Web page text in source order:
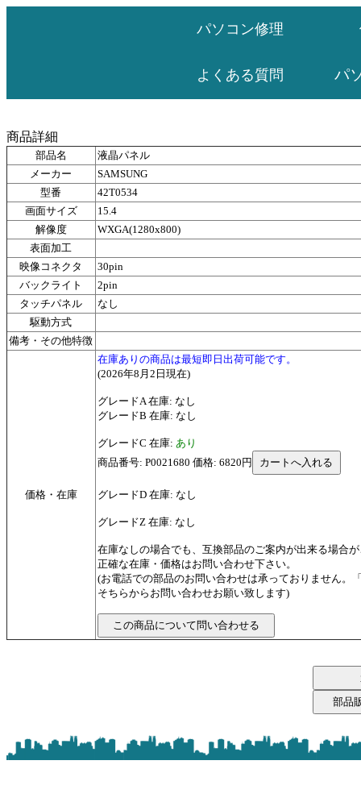
パソコン修理
よくある質問 パ
商品詳細
部品名
液晶パネル
メーカー
SAMSUNG
型番
42T0534
画面サイズ
15.4
解像度
WXGA(1280x800)
表面加工
映像コネクタ
30pin
バックライト
2pin
タッチパネル
なし
駆動方式
備考・その他特徴
価格・在庫
在庫ありの商品は最短即日出荷可能です。
(2026年8月2日現在)
グレードA 在庫: なし
グレードB 在庫: なし
グレードC 在庫: あり
商品番号: P0021680 価格: 6820円
グレードD 在庫: なし
グレードZ 在庫: なし
在庫なしの場合でも、互換部品のご案内が出来る場合
正確な在庫・価格はお問い合わせ下さい。
(お電話での部品のお問い合わせは承っておりません。
そちらからお問い合わせお願い致します)